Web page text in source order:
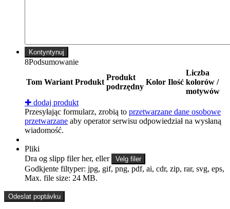
Kontyntynuj
8Podsumowanie
Tom Wariant Produkt
Produkt
podrzędny
Kolor Ilość
Liczba
kolorów /
motywów
✚ dodaj produkt
Przesyłając formularz, zrobią to przetwarzane dane osobowe
przetwarzane aby operator serwisu odpowiedział na wysłaną
wiadomość.
Pliki
Dra og slipp filer her, eller
Velg filer
Godkjente filtyper: jpg, gif, png, pdf, ai, cdr, zip, rar, svg, eps,
Max. file size: 24 MB.